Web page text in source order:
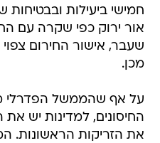
חמישי ביעילות ובבטיחות
אור ירוק כפי שקרה עם
שעבר, אישור החירום
מכן.
על אף שהממשל
החיסונים, למדינות יש
את הזריקות הראשונות.